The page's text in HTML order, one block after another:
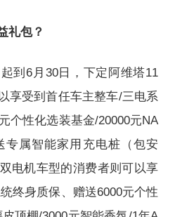
礼包？
到6月30日，下定阿维塔11
享受到首任车主整车/三电系
个性化选装基金/20000元NA
专属智能家用充电桩（包安
电机车型的消费者则可以享
终身质保、赠送6000元个性